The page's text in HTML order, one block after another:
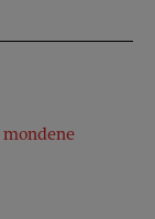
mondene